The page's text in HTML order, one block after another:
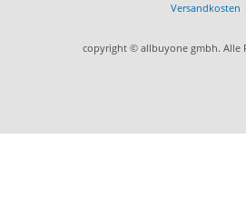
Versandkosten
copyright © allbuyone gmbh. Alle